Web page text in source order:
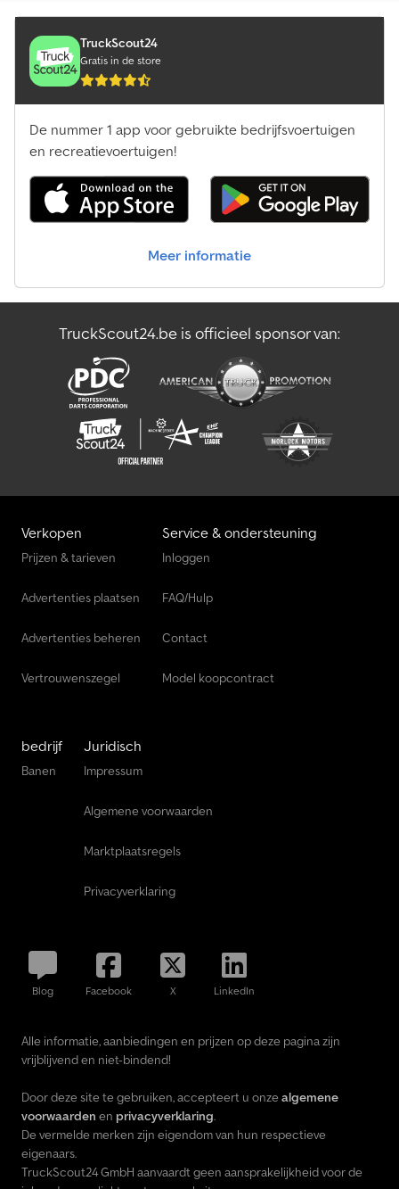
Overige Oldtimer
Overige Overige
Overige Pers
Overige Speciale Carrosserie
Overige Speciale Container
Overige Vrachtwagens
Overige Zwaar Transport
TruckScout24
Gratis in de store
De nummer 1 app voor gebruikte bedrijfsvoertuigen
en recreatievoertuigen!
Meer informatie
TruckScout24.be is officieel sponsor van:
Verkopen
Prijzen & tarieven
Advertenties plaatsen
Advertenties beheren
Vertrouwenszegel
Service & ondersteuning
Inloggen
FAQ/Hulp
Contact
Model koopcontract
bedrijf
Banen
Juridisch
Impressum
Algemene voorwaarden
Marktplaatsregels
Privacyverklaring
Blog Facebook X LinkedIn
Alle informatie, aanbiedingen en prijzen op deze pagina zijn
vrijblijvend en niet-bindend!
Door deze site te gebruiken, accepteert u onze algemene
voorwaarden en privacyverklaring.
De vermelde merken zijn eigendom van hun respectieve
eigenaars.
TruckScout24 GmbH aanvaardt geen aansprakelijkheid voor de